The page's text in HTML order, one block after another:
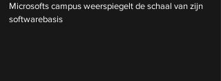
Microsofts campus weerspiegelt de schaal van zijn
softwarebasis